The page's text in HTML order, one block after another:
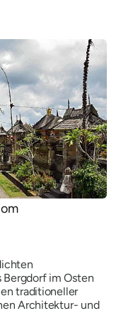
Bergdorf im Osten
traditioneller
Architektur- und